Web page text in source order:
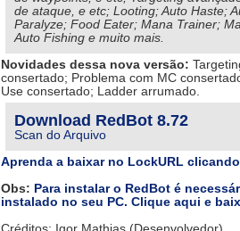
de ataque, e etc; Looting; Auto Haste;
Paralyze; Food Eater; Mana Trainer;
Auto Fishing e muito mais.
Novidades dessa nova versão:
consertado; Problema com MC
Use consertado; Ladder arrumado.
Download RedBot 8.72
Scan do Arquivo
Aprenda a baixar no LockURL
Obs: Para instalar o RedBot é
instalado no seu PC. Clique aqui e